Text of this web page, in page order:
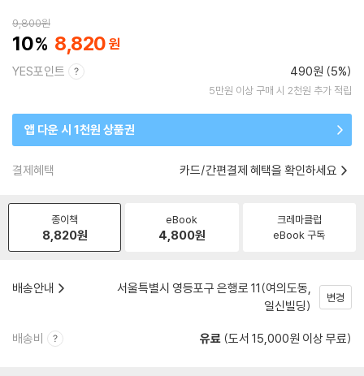
9,800원
10 8,820
YES포인트 490원 (5%)
5만원 이상 구매 시 2천원 추가 적립
앱 다운 시 1천원 상품권
결제혜택 카드/간편결제 혜택을 확인하세요
종이책
8,820원
eBook
4,800원
크레마클럽
eBook 구독
배송안내
서울특별시 영등포구 은행로 11(여의도동,
일신빌딩)
변경
배송비 유료 (도서 15,000원 이상 무료)